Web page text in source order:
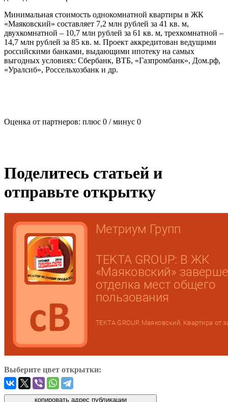
Минимальная стоимость однокомнатной квартиры в ЖК
«Маяковский» составляет 7,2 млн рублей за 41 кв. м,
двухкомнатной – 10,7 млн рублей за 61 кв. м, трехкомнатной –
14,7 млн рублей за 85 кв. м. Проект аккредитован ведущими
российскими банками, выдающими ипотеку на самых
выгодных условиях: Сбербанк, ВТБ, «Газпромбанк», Дом.рф,
«Уралсиб», Россельхозбанк и др.
Оценка от партнеров: плюс 0 / минус 0
Поделитесь статьей и
отправьте открытку
Выберите цвет открытки: